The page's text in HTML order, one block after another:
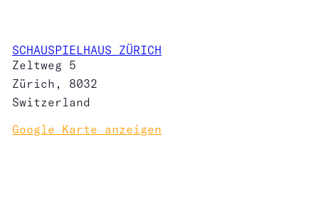
SCHAUSPIELHAUS ZÜRICH
Zeltweg 5
Zürich ,
8032
Switzerland
Google Karte anzeigen